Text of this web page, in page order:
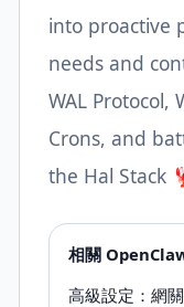
into proactive
needs and
WAL Protocol,
Crons, and
the Hal Stack
相關
高級設定：網